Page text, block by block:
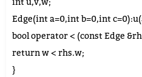
Edge(int a=0,int b=0,int
bool operator < (const Edge
return w < rhs.w;
}